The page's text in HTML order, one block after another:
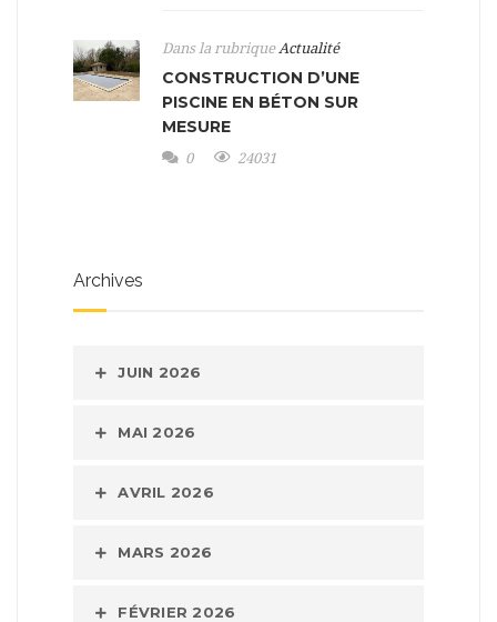
Dans la rubrique Actualité
CONSTRUCTION D’UNE
PISCINE EN BÉTON SUR
MESURE
0 24031
Archives
JUIN 2026
MAI 2026
AVRIL 2026
MARS 2026
FÉVRIER 2026